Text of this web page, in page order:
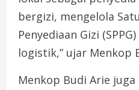
bergizi, mengelola
Penyediaan Gizi
logistik,” ujar Menkop
Menkop Budi Arie